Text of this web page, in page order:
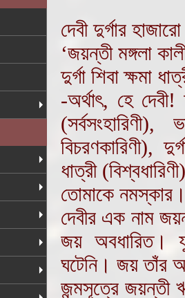
দেবী দুর্গার
‘জয়ন্তী মঙ্গলা
দুর্গা শিবা ক্ষমা
-অর্থাৎ, হে
বিচরণকারিণী),
ধাত্রী
তোমাকে
দেবীর এক নাম
জয় অবধারিত।
ঘটেনি। জয় তাঁর
জন্মসূত্রে জয়ন্তী